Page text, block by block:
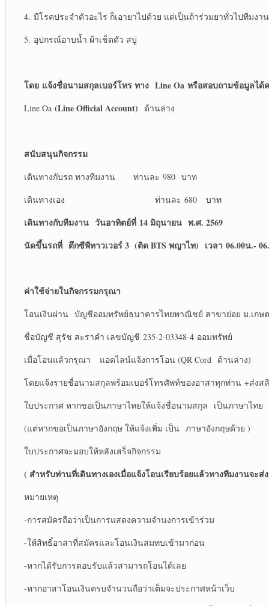
4. มีโรคประจำตัวอะไร ก็เอายาไปด้วย แต่เป็นถ้าร่วมยาทั่วไปทีมงา
5. อุปกรณ์อาบน้ำ ผ้าเช็ดตัว สบู่
โดย แจ้งชื่อนามสกุลเบอร์โทร ทาง Line Oaหรือสอบถามข้อมูลได้
Line Oa(Line Official Account) ด้านล่าง
สนับสนุนกิจกรรม
เดินทางกับรถ ทางทีมงาน ท่านละ 980 บาท
เดินทางเอง ท่านละ 680 บาท
เดินทางกับทีมงาน วันอาทิตย์ที่ 14 มิถุนายน พ.ศ. 2569
นัดขึ้นรถที่ ตึกซีพีทาวเวอร์ 3 (ติด BTS พญาไท) เวลา 06.00น.-
ค่าใช้จ่ายในกิจกรรมกรุณา
โอนเงินผ่าน บัญชีออมทรัพย์ธนาคารไทยพาณิชย์ สาขาย่อย ม.เกษ
ชื่อบัญชี สุรัช สะราคำ เลขบัญชี 235-2-03348-4 ออมทรัพย์
เมื่อโอนแล้วกรุณา แอดไลน์แจ้งการโอน (QR Cord ด้านล่าง)
โดยแจ้งรายชื่อนามสกุลพร้อมเบอร์โทรศัพท์ของอาสาทุกท่าน +ส่งส
ใบประกาศ หากขอเป็นภาษาไทยให้แจ้งชื่อนามสกุล เป็นภาษาไทย
(แต่หากขอเป็นภาษาอังกฤษ ให้แจ้งเพิ่ม เป็น ภาษาอังกฤษด้วย )
ใบประกาศจะมอบให้หลังเสร็จกิจกรรม
( สำหรับท่านที่เดินทางเองเมื่อแจ้งโอนเรียบร้อยแล้วทางทีมงานจะ
หมายเหตุ
-การสมัครถือว่าเป็นการแสดงความจำนงการเข้าร่วม
-ให้สิทธิ์อาสาที่สมัครและโอนเงินสมทบเข้ามาก่อน
-หากได้รับการตอบรับแล้วสามารถโอนได้เลย
-หากอาสาโอนเงินครบจำนวนถือว่าเต็มจะประกาศหน้าเว็บ